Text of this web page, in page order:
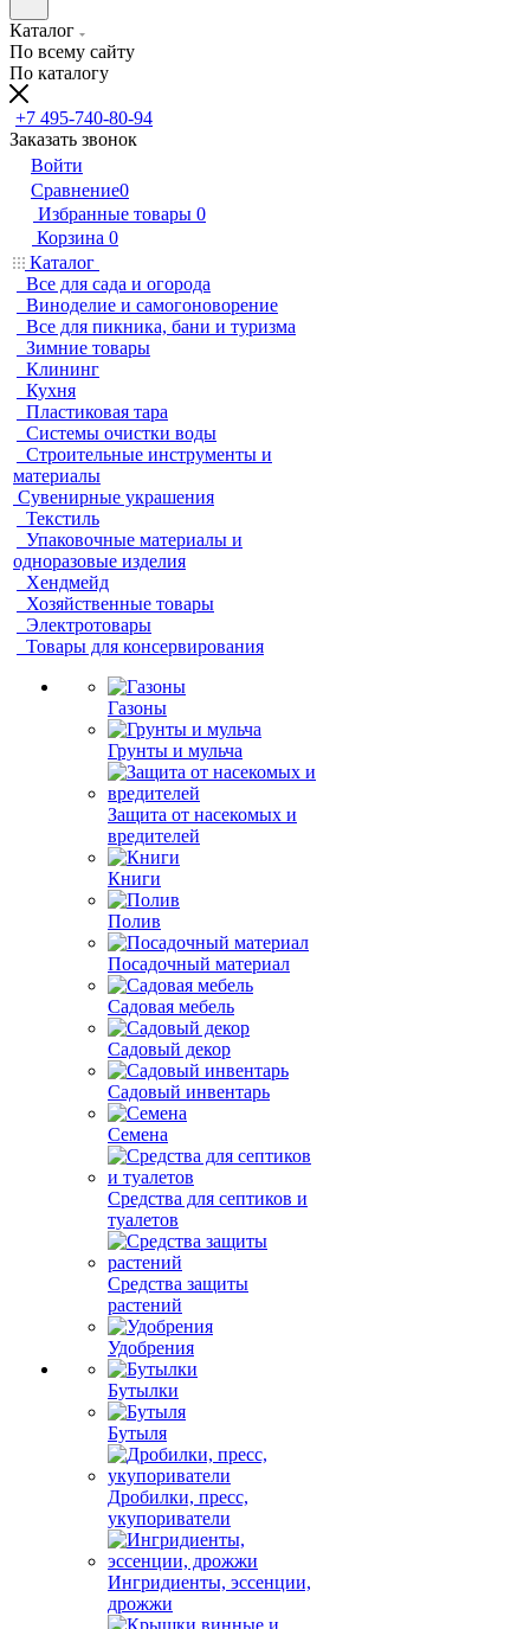
Каталог
По всему сайту
По каталогу
+7 495-740-80-94
Заказать звонок
Войти
Сравнение0
Избранные товары 0
Корзина 0
Каталог
Все для сада и огорода
Виноделие и самогоноворение
Все для пикника, бани и туризма
Зимние товары
Клининг
Кухня
Пластиковая тара
Системы очистки воды
Строительные инструменты и
материалы
Сувенирные украшения
Текстиль
Упаковочные материалы и
одноразовые изделия
Хендмейд
Хозяйственные товары
Электротовары
Товары для консервирования
Газоны
Грунты и мульча
Защита от насекомых и
вредителей
Книги
Полив
Посадочный материал
Садовая мебель
Садовый декор
Садовый инвентарь
Семена
Средства для септиков и
туалетов
Средства защиты
растений
Удобрения
Бутылки
Бутыля
Дробилки, пресс,
укупориватели
Ингридиенты, эссенции,
дрожжи